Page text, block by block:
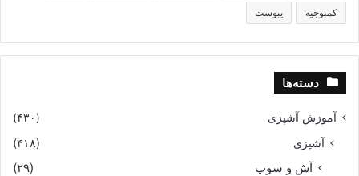
کمبوجیه یبوست
دسته‌ها
آموزش آشپزی (۴۳۰)
آشپزی (۴۱۸)
آش و سوپ
(۲۹)